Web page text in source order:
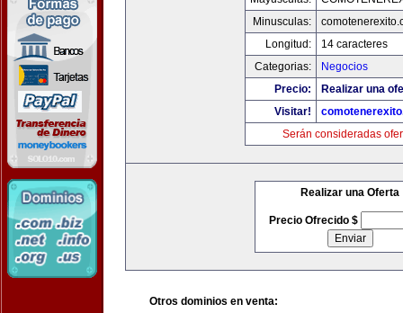
Minusculas:
Longitud:
14 caracteres
Categorias:
Negocios
Precio:
Realizar una
Visitar!
Serán consideradas
Realizar una Oferta
Precio Ofrecido $
Otros dominios en venta: